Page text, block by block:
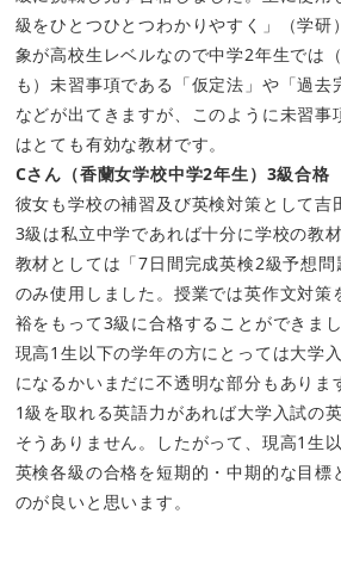
級をひとつひとつわかりやすく」（学研
象が高校生レベルなので中学2年生では
も）未習事項である「仮定法」や「過去
などが出てきますが、このように未習事
はとても有効な教材です。
Cさん（香蘭女学校中学2年生）3級合格
彼女も学校の補習及び英検対策として吉
3級は私立中学であれば十分に学校の教
教材としては「7日間完成英検2級予想問
のみ使用しました。授業では英作文対策
裕をもって3級に合格することができまし
現高1生以下の学年の方にとっては大学
になるかいまだに不透明な部分もありま
1級を取れる英語力があれば大学入試の
そうありません。したがって、現高1生
英検各級の合格を短期的・中期的な目標
のが良いと思います。